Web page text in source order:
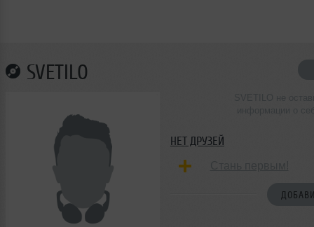
SVETILO
НЕТ ДРУЗЕЙ